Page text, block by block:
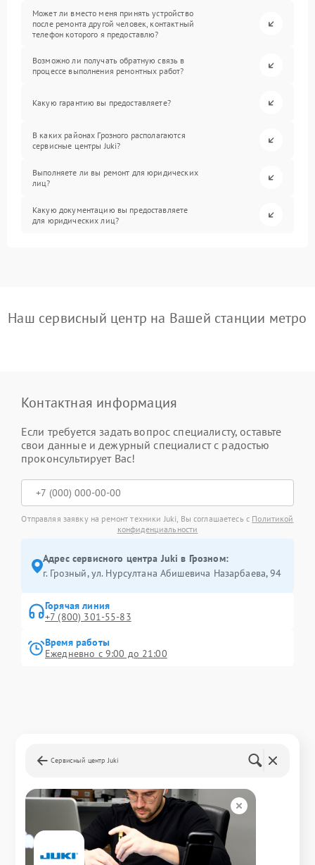
Может ли вместо меня принять устройство
после ремонта другой человек, контактный
телефон которого я предоставлю?
Возможно ли получать обратную связь в
процессе выполнения ремонтных работ?
Какую гарантию вы предоставляете?
В каких районах Грозного располагаются
сервисные центры Juki?
Выполняете ли вы ремонт для юридических
лиц?
Какую документацию вы предоставляете
для юридических лиц?
Наш сервисный центр на Вашей станции метро
Контактная информация
Если требуется задать вопрос специалисту, оставьте
свои данные и дежурный специалист с радостью
проконсультирует Вас!
Отправляя заявку на ремонт техники Juki, Вы соглашаетесь с Политикой
конфиденциальности
Адрес сервисного центра Juki в Грозном:
г. Грозный, ул. Нурсултана Абишевича Назарбаева, 94
Горячая линия
+7 (800) 301-55-83
Время работы
Ежедневно с 9:00 до 21:00
Сервисный центр Juki